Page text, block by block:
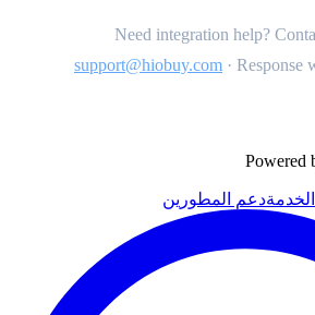
Need integration help?
support@hiobuy.com · Response
Powered
دعم المطورين